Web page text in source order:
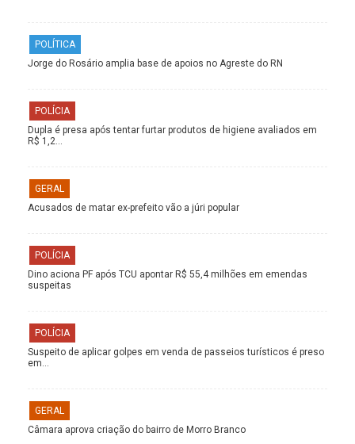
POLÍTICA
Jorge do Rosário amplia base de apoios no Agreste do RN
POLÍCIA
Dupla é presa após tentar furtar produtos de higiene avaliados em
R$ 1,2…
GERAL
Acusados de matar ex-prefeito vão a júri popular
POLÍCIA
Dino aciona PF após TCU apontar R$ 55,4 milhões em emendas
suspeitas
POLÍCIA
Suspeito de aplicar golpes em venda de passeios turísticos é preso
em…
GERAL
Câmara aprova criação do bairro de Morro Branco